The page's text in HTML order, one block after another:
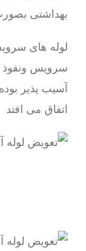
بهداشتی
لوله های
سرویس
آسیب پذیر
اتفاق می افتد